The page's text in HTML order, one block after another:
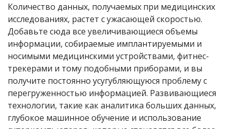
Количество данных, получаемых при медицинских
исследованиях, растет с ужасающей скоростью.
Добавьте сюда все увеличивающиеся объемы
информации, собираемые имплантируемыми и
носимыми медицинскими устройствами, фитнес-
трекерами и тому подобными приборами, и вы
получите постоянно усугубляющуюся проблему с
перегруженностью информацией. Развивающиеся
технологии, такие как аналитика больших данных,
глубокое машинное обучение и использование